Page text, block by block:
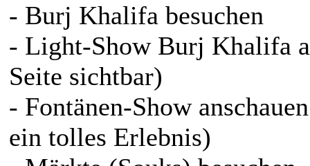
- Burj Khalifa besuchen
- Light-Show Burj Khalifa
Seite sichtbar)
- Fontänen-Show
ein tolles Erlebnis)